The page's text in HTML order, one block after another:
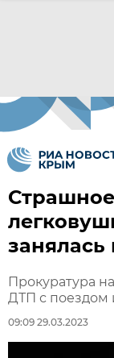
занялась
Прокуратура
ДТП с поездом
09:09 29.03.2023